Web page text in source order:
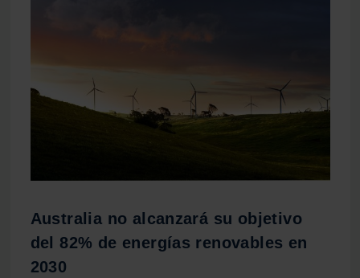
Australia no alcanzará su objetivo
del 82% de energías renovables en
2030